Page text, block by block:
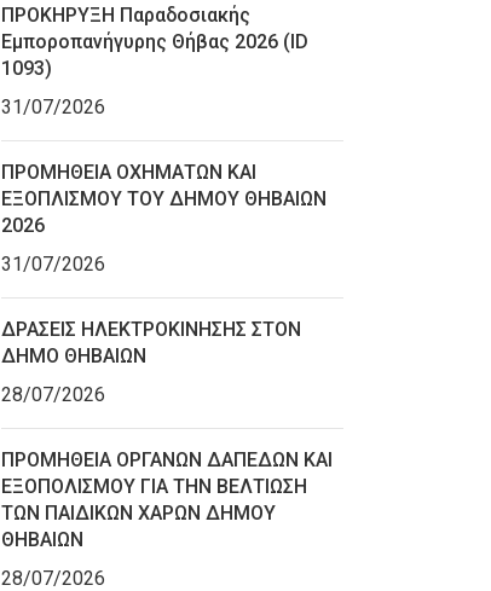
ΠΡΟΚΗΡΥΞΗ Παραδοσιακής
Εμποροπανήγυρης Θήβας 2026 (ID
1093)
31/07/2026
ΠΡΟΜΗΘΕΙΑ ΟΧΗΜΑΤΩΝ ΚΑΙ
ΕΞΟΠΛΙΣΜΟΥ ΤΟΥ ΔΗΜΟΥ ΘΗΒΑΙΩΝ
2026
31/07/2026
ΔΡΑΣΕΙΣ ΗΛΕΚΤΡΟΚΙΝΗΣΗΣ ΣΤΟΝ
ΔΗΜΟ ΘΗΒΑΙΩΝ
28/07/2026
ΠΡΟΜΗΘΕΙΑ ΟΡΓΑΝΩΝ ΔΑΠΕΔΩΝ ΚΑΙ
ΕΞΟΠΟΛΙΣΜΟΥ ΓΙΑ ΤΗΝ ΒΕΛΤΙΩΣΗ
ΤΩΝ ΠΑΙΔΙΚΩΝ ΧΑΡΩΝ ΔΗΜΟΥ
ΘΗΒΑΙΩΝ
28/07/2026